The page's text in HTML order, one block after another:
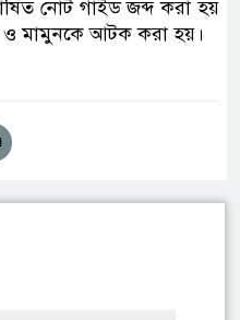
নোট গাইড জব্দ করা হয়
ও মামুনকে আটক করা হয়।